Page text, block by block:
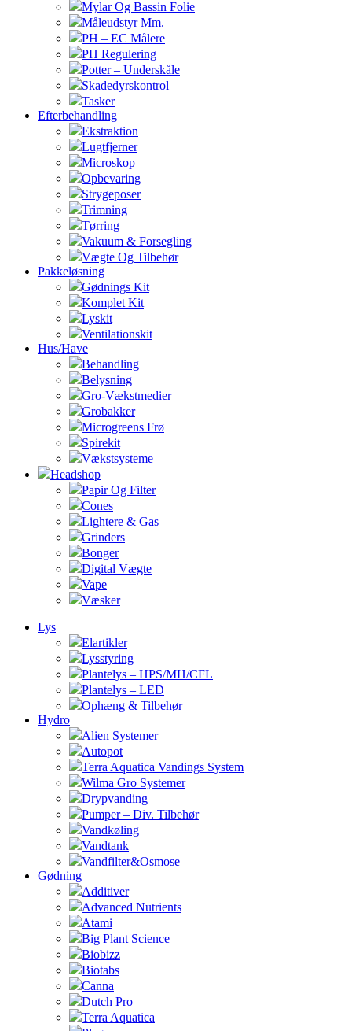
Mylar Og Bassin Folie
Måleudstyr Mm.
PH – EC Målere
PH Regulering
Potter – Underskåle
Skadedyrskontrol
Tasker
Efterbehandling
Ekstraktion
Lugtfjerner
Microskop
Opbevaring
Strygeposer
Trimning
Tørring
Vakuum & Forsegling
Vægte Og Tilbehør
Pakkeløsning
Gødnings Kit
Komplet Kit
Lyskit
Ventilationskit
Hus/Have
Behandling
Belysning
Gro-Vækstmedier
Grobakker
Microgreens Frø
Spirekit
Vækstsysteme
Headshop
Papir Og Filter
Cones
Lightere & Gas
Grinders
Bonger
Digital Vægte
Vape
Væsker
Lys
Elartikler
Lysstyring
Plantelys – HPS/MH/CFL
Plantelys – LED
Ophæng & Tilbehør
Hydro
Alien Systemer
Autopot
Terra Aquatica Vandings System
Wilma Gro Systemer
Drypvanding
Pumper – Div. Tilbehør
Vandkøling
Vandtank
Vandfilter&Osmose
Gødning
Additiver
Advanced Nutrients
Atami
Big Plant Science
Biobizz
Biotabs
Canna
Dutch Pro
Terra Aquatica